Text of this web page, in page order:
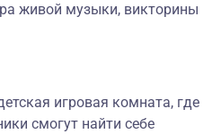
живой музыки, викторины
игровая комната, где
смогут найти себе